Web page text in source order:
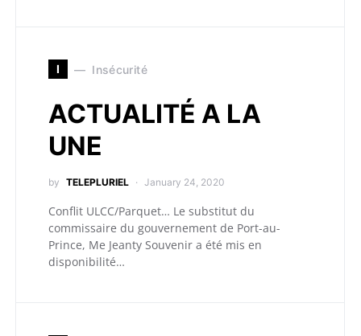
I Insécurité
ACTUALITÉ A LA
UNE
by TELEPLURIEL January 24, 2020
Conflit ULCC/Parquet… Le substitut du
commissaire du gouvernement de Port-au-
Prince, Me Jeanty Souvenir a été mis en
disponibilité…